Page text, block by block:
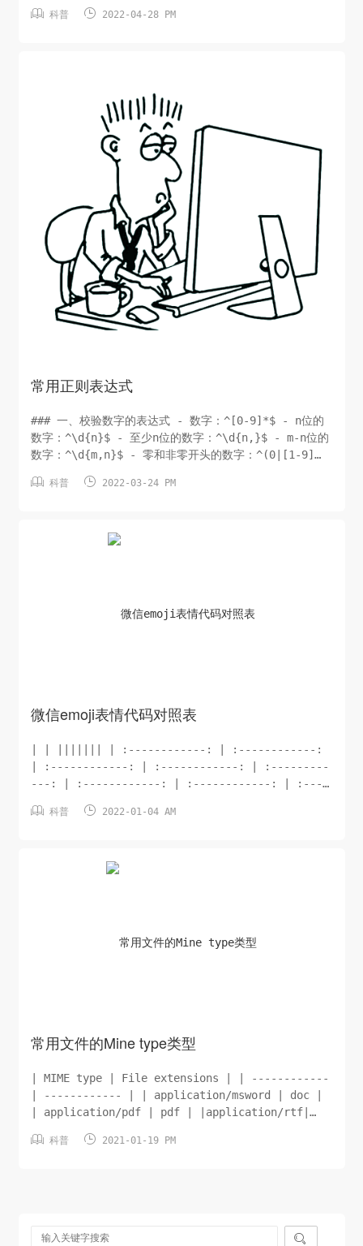
3、点击左侧栏“SSL证书（应用安全）”： ![]
 科普  2022-04-28 PM
常用正则表达式
### 一、校验数字的表达式 - 数字：^[0-9]*$ - n位的
数字：^\d{n}$ - 至少n位的数字：^\d{n,}$ - m-n位的
数字：^\d{m,n}$ - 零和非零开头的数字：^(0|[1-9]
[0-9]*)+(\.[0-9]{1,2})?$ - 带1-2位小数的正数或负
 科普  2022-03-24 PM
微信emoji表情代码对照表
| | ||||||| | :------------: | :------------:
| :------------: | :------------: | :---------
---: | :------------: | :------------: | :----
(http://images.kuryun.com/blog/type...
 科普  2022-01-04 AM
常用文件的Mine type类型
| MIME type | File extensions | | ------------
| ------------ | | application/msword | doc |
| application/pdf | pdf | |application/rtf|
|applicatio...
 科普  2021-01-19 PM
